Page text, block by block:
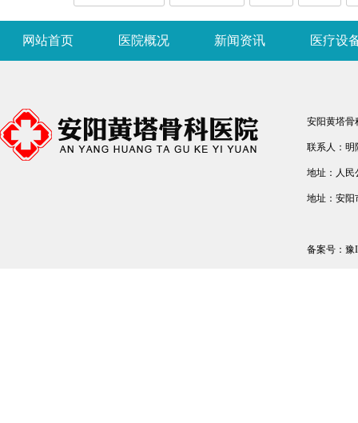
网站首页 医院概况 新闻资讯 医疗设
安阳黄塔骨
联系人：明
地址：人
地址：安阳
备案号： 豫